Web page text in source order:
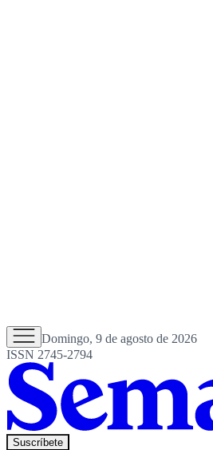
Domingo, 9 de agosto de 2026
ISSN 2745-2794
Suscríbete